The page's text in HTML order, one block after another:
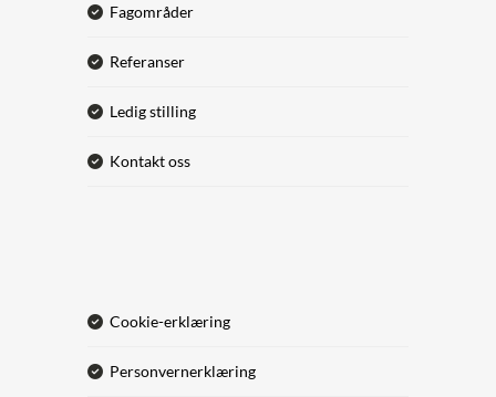
fagområder
referanser
ledig stilling
kontakt oss
cookie-erklæring
personvernerklæring